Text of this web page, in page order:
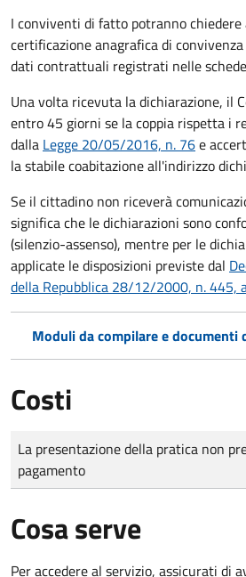
I conviventi di fatto potranno chiedere
certificazione anagrafica di
dati contrattuali registrati nelle
Una volta ricevuta la dichiarazione, il
entro 45 giorni se la coppia rispetta i
dalla Legge 20/05/2016, n. 76e
la stabile coabitazione all'indirizzo
Se il cittadino non riceverà
significa che le dichiarazioni sono
(silenzio-assenso), mentre per le
applicate le disposizioni previste dal
della Repubblica 28/12/2000, n. 445,
Moduli da compilare e documenti
Costi
Tipo di pagamento
Importo
La presentazione della pratica non
pagamento
Cosa serve
Per accedere al servizio, assicurati di